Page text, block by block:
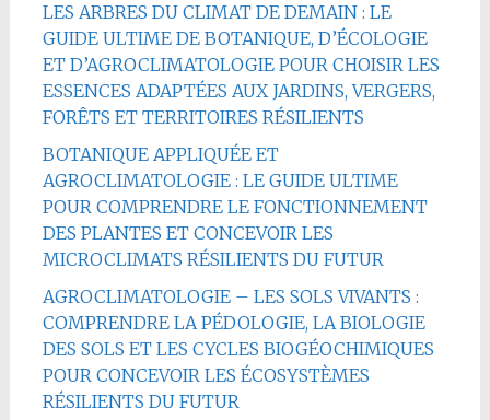
LES ARBRES DU CLIMAT DE DEMAIN : LE
GUIDE ULTIME DE BOTANIQUE, D’ÉCOLOGIE
ET D’AGROCLIMATOLOGIE POUR CHOISIR LES
ESSENCES ADAPTÉES AUX JARDINS, VERGERS,
FORÊTS ET TERRITOIRES RÉSILIENTS
BOTANIQUE APPLIQUÉE ET
AGROCLIMATOLOGIE : LE GUIDE ULTIME
POUR COMPRENDRE LE FONCTIONNEMENT
DES PLANTES ET CONCEVOIR LES
MICROCLIMATS RÉSILIENTS DU FUTUR
AGROCLIMATOLOGIE – LES SOLS VIVANTS :
COMPRENDRE LA PÉDOLOGIE, LA BIOLOGIE
DES SOLS ET LES CYCLES BIOGÉOCHIMIQUES
POUR CONCEVOIR LES ÉCOSYSTÈMES
RÉSILIENTS DU FUTUR